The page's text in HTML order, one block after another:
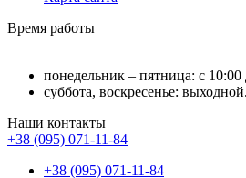
Время работы
понедельник – пятница: с 10:00
суббота, воскресенье: выходной.
Наши контакты
+38 (095) 071-11-84
+38 (095) 071-11-84